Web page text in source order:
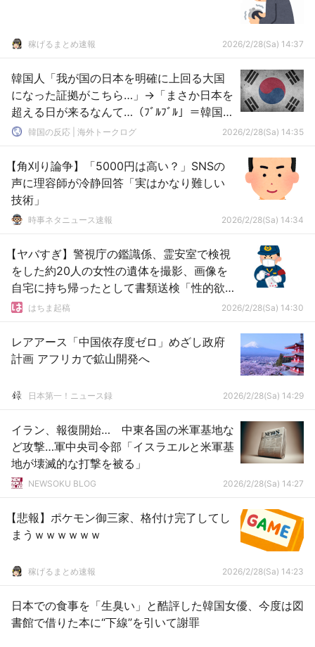
稼げるまとめ速報 2026/2/28(Sa) 14:37
韓国人「我が国の日本を明確に上回る大国
になった証拠がこちら…」→「まさか日本を
超える日が来るなんて…（ﾌﾞﾙﾌﾞﾙ」＝韓国の
反応韓国の反応 | 海外トークログ 2026/2/28(Sa) 14:35
【角刈り論争】「5000円は高い？」SNSの
声に理容師が冷静回答「実はかなり難しい
技術」
時事ネタニュース速報 2026/2/28(Sa) 14:34
【ヤバすぎ】警視庁の鑑識係、霊安室で検視
をした約20人の女性の遺体を撮影、画像を
自宅に持ち帰ったとして書類送検「性的欲
求を満たすため」
はちま起稿 2026/2/28(Sa) 14:30
レアアース「中国依存度ゼロ」めざし政府
計画 アフリカで鉱山開発へ
日本第一！ニュース録 2026/2/28(Sa) 14:29
イラン、報復開始… 中東各国の米軍基地な
ど攻撃…軍中央司令部「イスラエルと米軍基
地が壊滅的な打撃を被る」
NEWSOKU BLOG 2026/2/28(Sa) 14:27
【悲報】ポケモン御三家、格付け完了してし
まうｗｗｗｗｗｗ
稼げるまとめ速報 2026/2/28(Sa) 14:23
日本での食事を「生臭い」と酷評した韓国女優、今度は図
書館で借りた本に“下線”を引いて謝罪